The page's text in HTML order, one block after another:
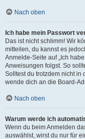
Nach oben
Ich habe mein Passwort
Das ist nicht schlimm! Wir
mitteilen, du kannst es
Anmelde-Seite auf „Ich
Anweisungen folgst. So
Solltest du trotzdem nicht in
wende dich an die Board-
Nach oben
Warum werde ich
Wenn du beim Anmelden
auswählst, wirst du nur für